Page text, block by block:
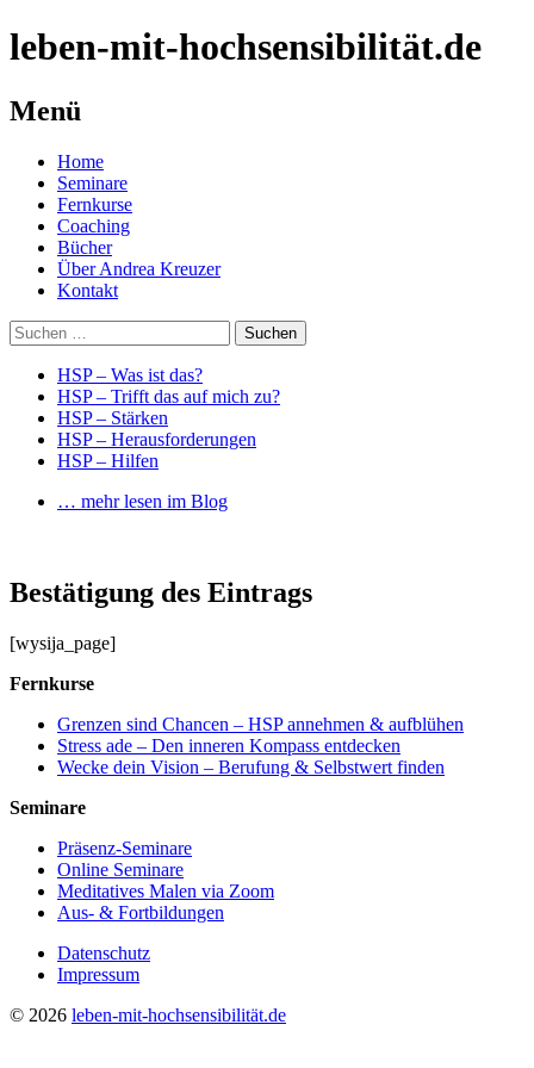
leben-mit-hochsensibilität.de
Menü
Springe
zum
Inhalt
Home
Seminare
Fernkurse
Coaching
Bücher
Über Andrea Kreuzer
Kontakt
Suchen
nach:
HSP – Was ist das?
HSP – Trifft das auf mich zu?
HSP – Stärken
HSP – Herausforderungen
HSP – Hilfen
… mehr lesen im Blog
Bestätigung des Eintrags
[wysija_page]
Fernkurse
Grenzen sind Chancen – HSP annehmen & aufblühen
Stress ade – Den inneren Kompass entdecken
Wecke dein Vision – Berufung & Selbstwert finden
Seminare
Präsenz-Seminare
Online Seminare
Meditatives Malen via Zoom
Aus- & Fortbildungen
Datenschutz
Impressum
© 2026 leben-mit-hochsensibilität.de